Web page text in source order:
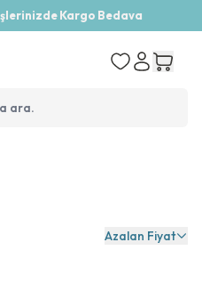
Kargo Bedava
Azalan Fiyat